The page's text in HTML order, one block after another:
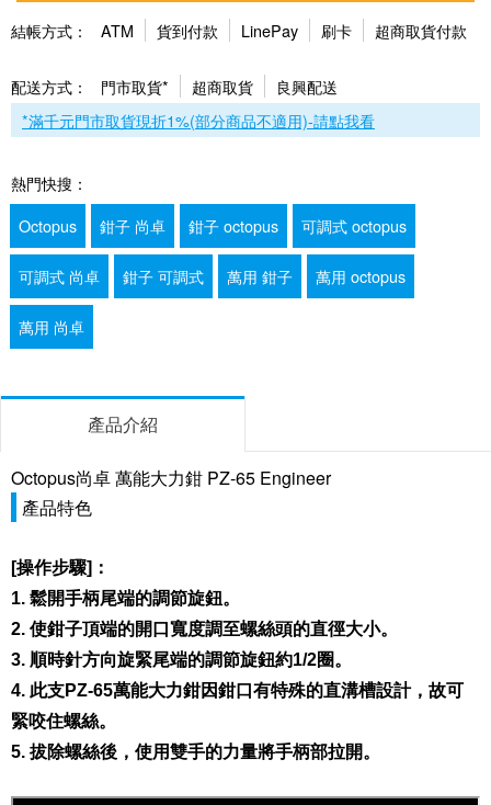
結帳方式： ATM 貨到付款 LinePay 刷卡 超商取貨付款
配送方式： 門市取貨* 超商取貨
良興配送
*滿千元門市取貨現折1%(部分商品不適用)-請點我看
熱門快搜：
Octopus
鉗子 尚卓 鉗子 octopus 可調式 octopus
可調式 尚卓 鉗子 可調式 萬用 鉗子 萬用 octopus
萬用 尚卓
產品介紹
Octopus尚卓 萬能大力鉗 PZ-65 Engineer
產品特色
[操作步驟]：
1. 鬆開手柄尾端的調節旋鈕。
2. 使鉗子頂端的開口寬度調至螺絲頭的直徑大小。
3. 順時針方向旋緊尾端的調節旋鈕約1/2圈。
4. 此支PZ-65萬能大力鉗因鉗口有特殊的直溝槽設計，故可
緊咬住螺絲。
5. 拔除螺絲後，使用雙手的力量將手柄部拉開。